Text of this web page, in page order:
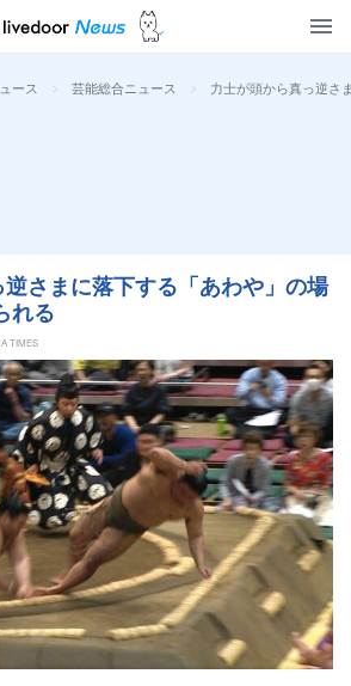
ース > 芸能総合ニュース > 力士が頭から真っ逆さ
さまに落下する「あわや」の場
れる
TIMES